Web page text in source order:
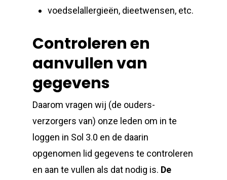
voedselallergieën, dieetwensen, etc.
Controleren en
aanvullen van
gegevens
Daarom vragen wij (de ouders-
verzorgers van) onze leden om in te
loggen in Sol 3.0 en de daarin
opgenomen lid gegevens te controleren
en aan te vullen als dat nodig is. De